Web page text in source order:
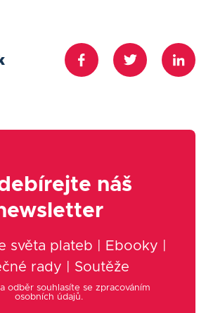
náš
světa plateb | Ebooky |
rady | Soutěže
odběr souhlasíte se zpracováním
osobních údajů.